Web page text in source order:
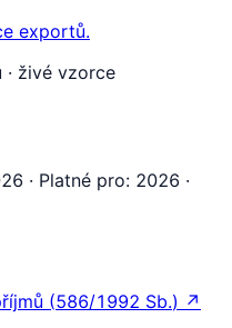
exportů.
· živé vzorce
· Platné pro: 2026 ·
(586/1992 Sb.) ↗